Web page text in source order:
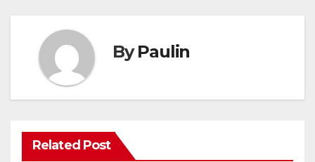
ByPaulin
Related Post